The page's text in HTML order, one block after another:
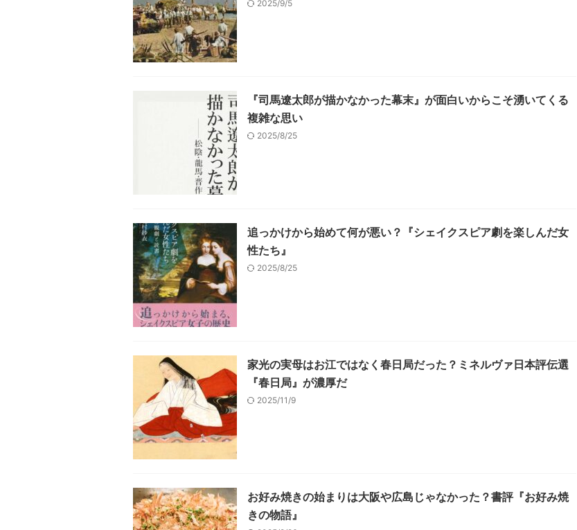
2025/9/5
『司馬遼太郎が描かなかった幕末』が面白いからこそ湧いてくる
複雑な思い
2025/8/25
追っかけから始めて何が悪い？『シェイクスピア劇を楽しんだ女
性たち』
2025/8/25
家光の実母はお江ではなく春日局だった？ミネルヴァ日本評伝選
『春日局』が濃厚だ
2025/11/9
お好み焼きの始まりは大阪や広島じゃなかった？書評『お好み焼
きの物語』